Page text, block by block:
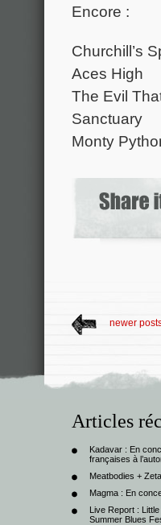
Encore :
Churchill’s
Aces High
The Evil
Sanctuary
Monty
newer
Articles
Kadavar : En
françaises à
Meatbodies +
Magma : En
Live Report :
Summer Blues